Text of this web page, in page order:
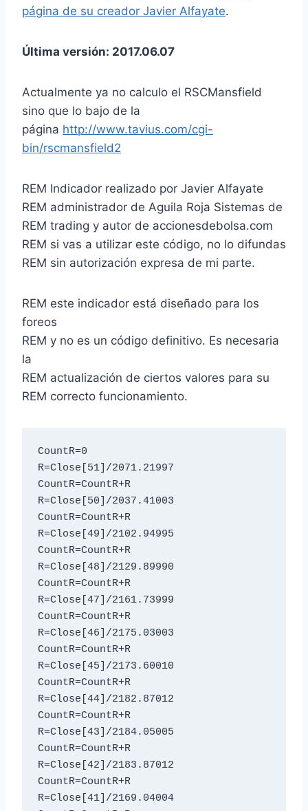
página de su creador Javier Alfayate.
Última versión: 2017.06.07
Actualmente ya no calculo el RSCMansfield
sino que lo bajo de la
página http://www.tavius.com/cgi-
bin/rscmansfield2
REM Indicador realizado por Javier Alfayate
REM administrador de Aguila Roja Sistemas de
REM trading y autor de accionesdebolsa.com
REM si vas a utilizar este código, no lo difundas
REM sin autorización expresa de mi parte.
REM este indicador está diseñado para los
foreos
REM y no es un código definitivo. Es necesaria
la
REM actualización de ciertos valores para su
REM correcto funcionamiento.
CountR=0
R=Close[51]/2071.21997
CountR=CountR+R
R=Close[50]/2037.41003
CountR=CountR+R
R=Close[49]/2102.94995
CountR=CountR+R
R=Close[48]/2129.89990
CountR=CountR+R
R=Close[47]/2161.73999
CountR=CountR+R
R=Close[46]/2175.03003
CountR=CountR+R
R=Close[45]/2173.60010
CountR=CountR+R
R=Close[44]/2182.87012
CountR=CountR+R
R=Close[43]/2184.05005
CountR=CountR+R
R=Close[42]/2183.87012
CountR=CountR+R
R=Close[41]/2169.04004